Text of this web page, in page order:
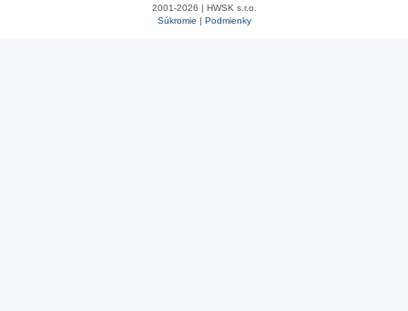
2001-2026 | HWSK s.r.o.
Súkromie | Podmienky